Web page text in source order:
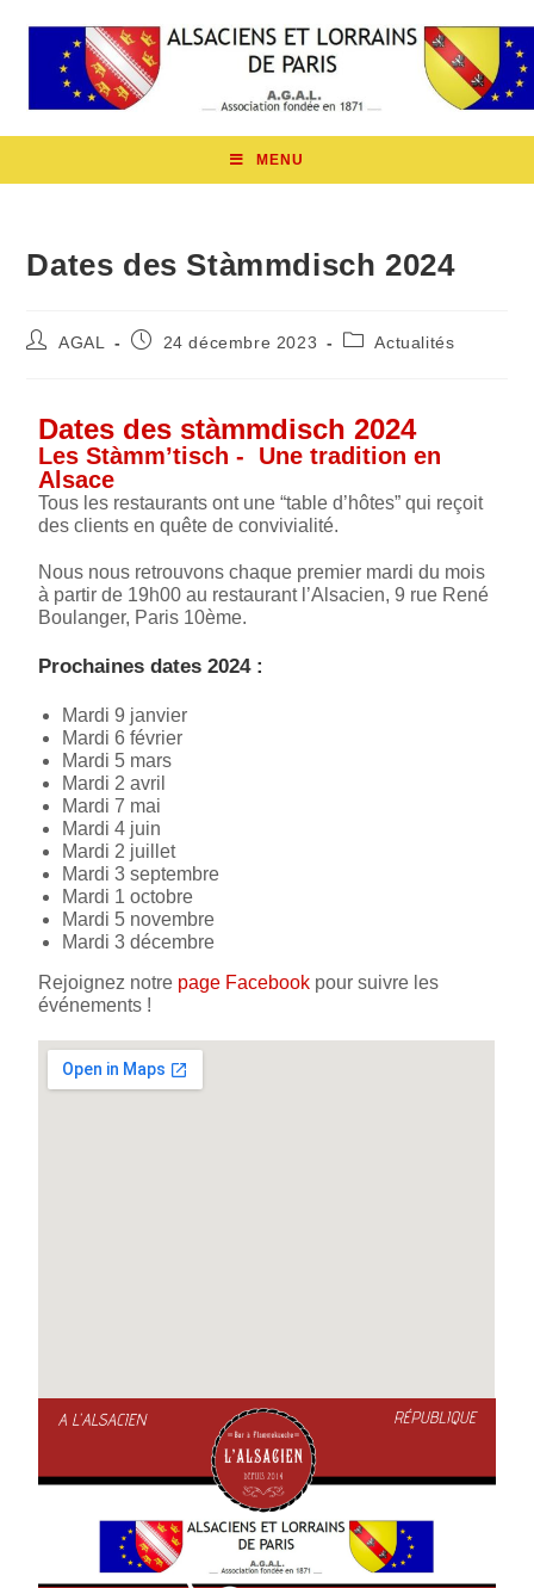
MENU
Dates des Stàmmdisch 2024
AGAL 24 décembre 2023 Actualités
Dates des stàmmdisch 2024
Les Stàmm’tisch - Une tradition en
Alsace
Tous les restaurants ont une “table d’hôtes” qui reçoit
des clients en quête de convivialité.
Nous nous retrouvons chaque premier mardi du mois
à partir de 19h00 au restaurant l’Alsacien, 9 rue René
Boulanger, Paris 10ème.
Prochaines dates 2024 :
Mardi 9 janvier
Mardi 6 février
Mardi 5 mars
Mardi 2 avril
Mardi 7 mai
Mardi 4 juin
Mardi 2 juillet
Mardi 3 septembre
Mardi 1 octobre
Mardi 5 novembre
Mardi 3 décembre
Rejoignez notre page Facebook pour suivre les
événements !